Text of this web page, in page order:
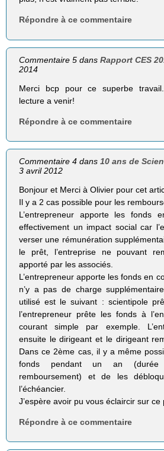
Répondre à ce commentaire
Commentaire 5 dansRapport CES
2014
Merci bcp pour ce superbe
lecture a venir!
Répondre à ce commentaire
Commentaire 4 dans10 ans de
3 avril 2012
Bonjour et Merci à Olivier pour cet
Il y a 2 cas possible pour les
L’entrepreneur apporte les
effectivement un impact social car
verser une rémunération
le prêt, l’entreprise ne pouvant
apporté par les associés.
L’entrepreneur apporte les fonds en
n’y a pas de charge
utilisé est le suivant : scientipole
l’entrepreneur prête les fonds à
courant simple par exemple.
ensuite le dirigeant et le dirigeant
Dans ce 2ème cas, il y a même
fonds pendant un an
remboursement) et de les
l’échéancier.
J’espère avoir pu vous éclaircir sur ce
Répondre à ce commentaire